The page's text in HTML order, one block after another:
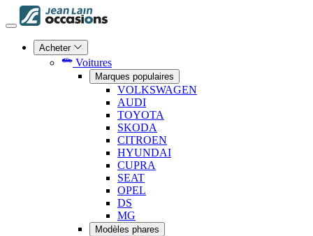
Acheter
Voitures
Marques populaires
VOLKSWAGEN
AUDI
TOYOTA
SKODA
CITROEN
HYUNDAI
CUPRA
SEAT
OPEL
DS
MG
Modèles phares